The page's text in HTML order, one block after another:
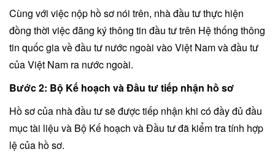
Cùng với việc nộp hồ sơ nói trên, nhà đầu tư thực hiện
đồng thời việc đăng ký thông tin đầu tư trên Hệ thống thông
tin quốc gia về đầu tư nước ngoài vào Việt Nam và đầu tư
của Việt Nam ra nước ngoài.
Bước 2: Bộ Kế hoạch và Đầu tư tiếp nhận hồ sơ
Hồ sơ của nhà đầu tư sẽ được tiếp nhận khi có đầy đủ đầu
mục tài liệu và Bộ Kế hoạch và Đầu tư đã kiểm tra tính hợp
lệ của hồ sơ.